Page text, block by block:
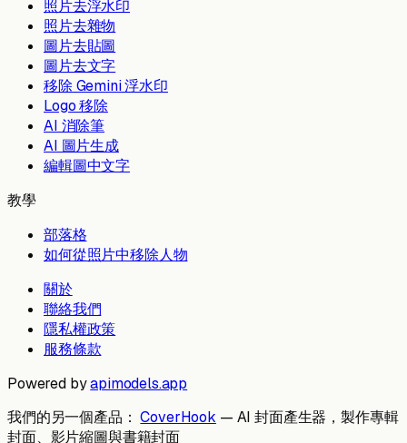
照片去浮水印
照片去雜物
圖片去貼圖
圖片去文字
移除 Gemini 浮水印
Logo 移除
AI 消除筆
AI 圖片生成
編輯圖中文字
教學
部落格
如何從照片中移除人物
關於
聯絡我們
隱私權政策
服務條款
Powered byapimodels.app
我們的另一個產品： CoverHook — AI 封面產生器，製作專輯
封面、影片縮圖與書籍封面